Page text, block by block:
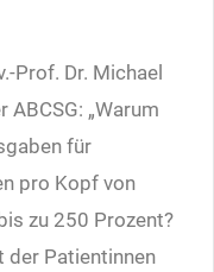
Prof. Dr. Michael
„Warum
für
pro Kopf von
zu 250 Prozent?
der Patientinnen